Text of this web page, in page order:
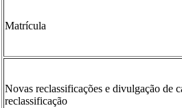
Matrícula
Novas reclassificações e divulgação de
reclassificação